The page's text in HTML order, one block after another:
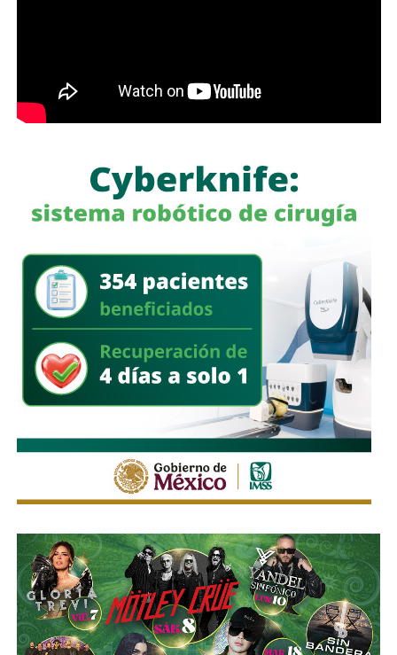
Señaló que la información de todas las actividades de
transparentarse, tal y como lo establece el artículo 6 de la
Constitución Política.